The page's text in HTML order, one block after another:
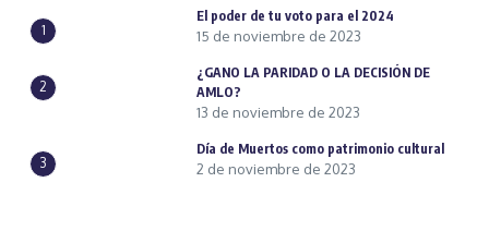
1
El poder de tu voto para el 2024
15 de noviembre de 2023
2
¿GANO LA PARIDAD O LA DECISIÓN DE
AMLO?
13 de noviembre de 2023
3
Día de Muertos como patrimonio cultural
2 de noviembre de 2023